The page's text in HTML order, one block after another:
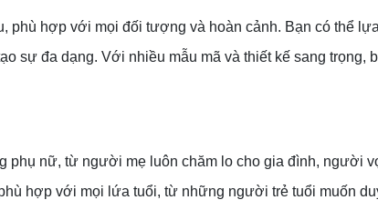
phù hợp với mọi đối tượng và hoàn cảnh. Bạn có thể
sự đa dạng. Với nhiều mẫu mã và thiết kế sang trọng,
nữ, từ người mẹ luôn chăm lo cho gia đình, người
hợp với mọi lứa tuổi, từ những người trẻ tuổi muốn